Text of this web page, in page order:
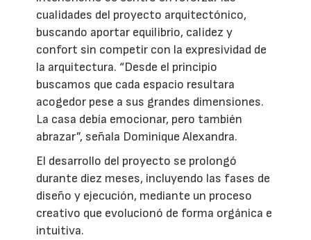
cualidades del proyecto arquitectónico,
buscando aportar equilibrio, calidez y
confort sin competir con la expresividad de
la arquitectura. “Desde el principio
buscamos que cada espacio resultara
acogedor pese a sus grandes dimensiones.
La casa debía emocionar, pero también
abrazar”, señala Dominique Alexandra.
El desarrollo del proyecto se prolongó
durante diez meses, incluyendo las fases de
diseño y ejecución, mediante un proceso
creativo que evolucionó de forma orgánica e
intuitiva.